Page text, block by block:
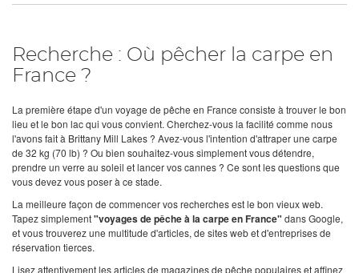
Recherche : Où pêcher la carpe en
France ?
La première étape d'un voyage de pêche en France consiste à trouver le bon
lieu et le bon lac qui vous convient. Cherchez-vous la facilité comme nous
l'avons fait à Brittany Mill Lakes ? Avez-vous l'intention d'attraper une carpe
de 32 kg (70 lb) ? Ou bien souhaitez-vous simplement vous détendre,
prendre un verre au soleil et lancer vos cannes ? Ce sont les questions que
vous devez vous poser à ce stade.
La meilleure façon de commencer vos recherches est le bon vieux web.
Tapez simplement"voyages de pêche à la carpe en France" dans Google,
et vous trouverez une multitude d'articles, de sites web et d'entreprises de
réservation tierces.
Lisez attentivement les articles de magazines de pêche populaires et affinez